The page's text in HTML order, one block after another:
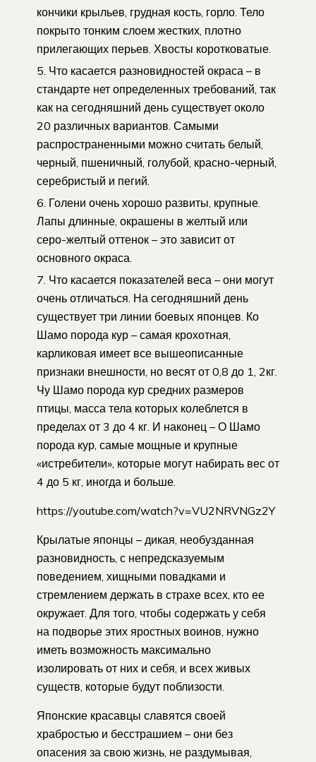
кончики крыльев, грудная кость, горло. Тело
покрыто тонким слоем жестких, плотно
прилегающих перьев. Хвосты коротковатые.
Что касается разновидностей окраса – в
стандарте нет определенных требований, так
как на сегодняшний день существует около
20 различных вариантов. Самыми
распространенными можно считать белый,
черный, пшеничный, голубой, красно-черный,
серебристый и пегий.
Голени очень хорошо развиты, крупные.
Лапы длинные, окрашены в желтый или
серо-желтый оттенок – это зависит от
основного окраса.
Что касается показателей веса – они могут
очень отличаться. На сегодняшний день
существует три линии боевых японцев. Ко
Шамо порода кур – самая крохотная,
карликовая имеет все вышеописанные
признаки внешности, но весят от 0,8 до 1, 2кг.
Чу Шамо порода кур средних размеров
птицы, масса тела которых колеблется в
пределах от 3 до 4 кг. И наконец – О Шамо
порода кур, самые мощные и крупные
«истребители», которые могут набирать вес от
4 до 5 кг, иногда и больше.
https://youtube.com/watch?v=VU2NRVNGz2Y
Крылатые японцы – дикая, необузданная
разновидность, с непредсказуемым
поведением, хищными повадками и
стремлением держать в страхе всех, кто ее
окружает. Для того, чтобы содержать у себя
на подворье этих яростных воинов, нужно
иметь возможность максимально
изолировать от них и себя, и всех живых
существ, которые будут поблизости.
Японские красавцы славятся своей
храбростью и бесстрашием – они без
опасения за свою жизнь, не раздумывая,